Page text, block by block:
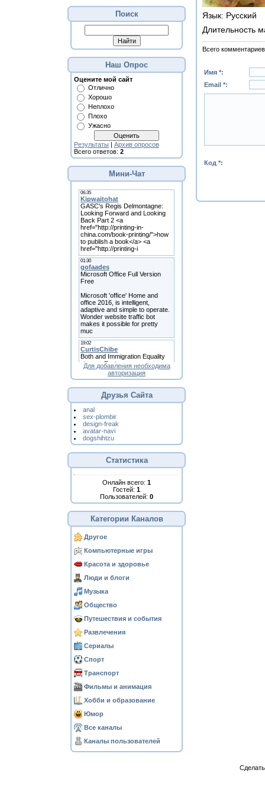
Поиск
Наш Опрос
Оцените мой сайт
Отлично
Хорошо
Неплохо
Плохо
Ужасно
Результаты | Архив опросов
Всего ответов: 2
Мини-Чат
Для добавления необходима
авторизация
Друзья Сайта
anal
sex-plombir
design-freak
avatar-navi
dogshihtzu
Статистика
Онлайн всего: 1
Гостей: 1
Пользователей: 0
Категории Каналов
Другое
Компьютерные игры
Красота и здоровье
Люди и блоги
Музыка
Общество
Путешествия и события
Развлечения
Сериалы
Спорт
Транспорт
Фильмы и анимация
Хобби и образование
Юмор
Все каналы
Каналы пользователей
Язык: Русский
Длительность
Всего комментариев
Имя *:
Email *:
Код *: